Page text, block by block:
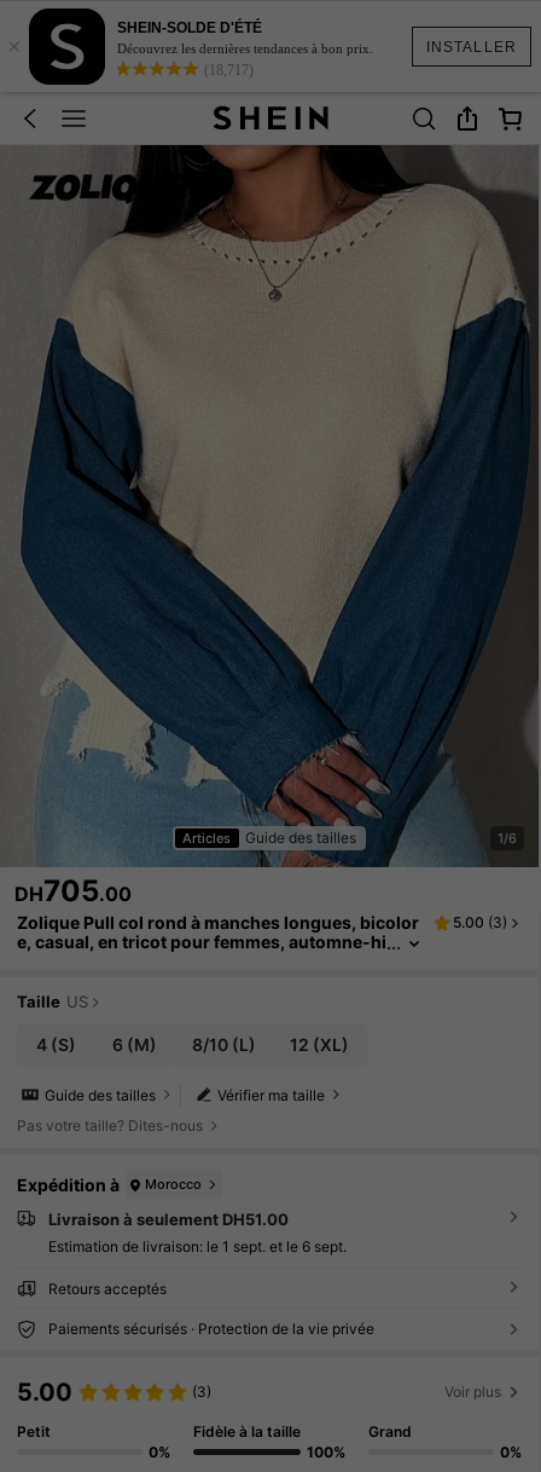
INSTALLER
×
SHEIN-SOLDE D'ÉTÉ
Découvrez les dernières tendances à bon prix.
(18,717)
Articles Guide des tailles 1/6
DH705.00
Zolique Pull col rond à manches longues, bicolor
e, casual, en tricot pour femmes, automne-hi
5.00 (3)
Taille US
4 (S) 6 (M) 8/10(L) 12 (XL)
Vérifier ma taille
Guide des tailles
Pas votre taille? Dites-nous
Expédition à Morocco
Livraison à seulement DH51.00
Estimation de livraison: le 1 sept. et le 6 sept.
Retours acceptés
Paiements sécurisés · Protection de la vie privée
5.00 (3) Voir plus
Petit
0%
Fidèle à la taille
100%
Grand
0%